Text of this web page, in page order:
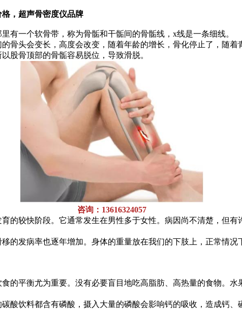
，超声骨密度仪品牌
有一个软骨带，称为骨骺和干骺间的骨骺线，x线是一条细线。
骨头会变长，高度会改变，随着年龄的增长，骨化停止了，随
股骨顶部的骨骺容易脱位，导致滑脱。
咨询：13616324057
的较快阶段。它通常发生在男性多于女性。病因尚不清楚，但
的发病率也逐年增加。身体的重量放在我们的下肢上，正常情况
的平衡尤为重要。没有必要盲目地吃高脂肪、高热量的食物。水
酸饮料都含有磷酸，摄入大量的磷酸会影响钙的吸收，造成钙